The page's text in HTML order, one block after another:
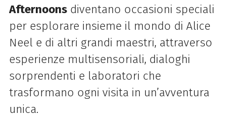
Afternoonsdiventano occasioni speciali
per esplorare insieme il mondo di Alice
Neel e di altri grandi maestri, attraverso
esperienze multisensoriali, dialoghi
sorprendenti e laboratori che
trasformano ogni visita in un’avventura
unica.